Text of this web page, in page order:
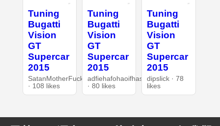
Tuning
Bugatti
Vision
GT
Supercar
2015
SatanMotherFucker
· 108 likes
Tuning
Bugatti
Vision
GT
Supercar
2015
adfiehafohaoifhasd
· 80 likes
Tuning
Bugatti
Vision
GT
Supercar
2015
dipslick · 78
likes